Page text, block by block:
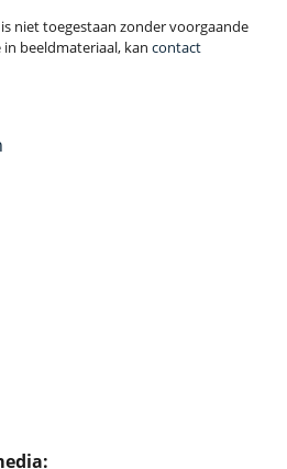
niet toegestaan zonder voorgaande
beeldmateriaal, kan contact